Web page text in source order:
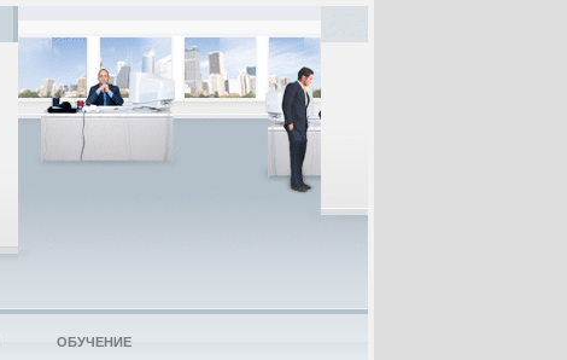
ОБУЧЕНИЕ